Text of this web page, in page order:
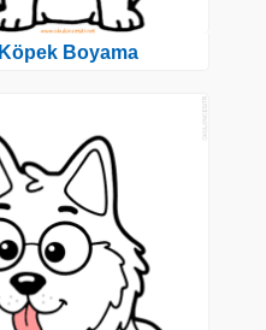
Köpek Boyama